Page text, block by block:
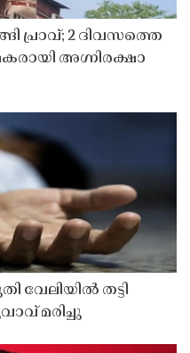
പ്രാവ്; 2 ദിവസത്തെ
അഗ്നിരക്ഷാ
വേലിയിൽ തട്ടി
മരിച്ചു